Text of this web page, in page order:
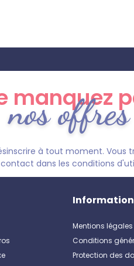
manquez
nos offres
à tout moment. Vous
dans les conditions
Mentions
Conditions
Protection des